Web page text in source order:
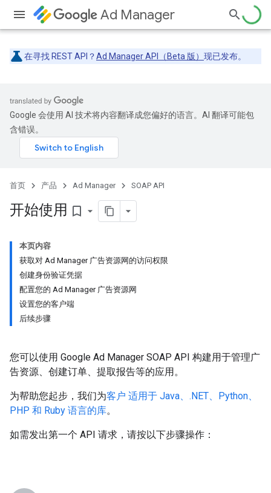
Ad Manager
在寻找 REST API？Ad Manager API（Beta 版） 现已发布。
Google 会使用 AI 技术将内容翻译成您偏好的语言。AI 翻译可能包
含错误。
首页 产品 Ad Manager SOAP API
开始使用 bookmark_border
本页内容
获取对 Ad Manager 广告资源网的访问权限
创建身份验证凭据
配置您的 Ad Manager 广告资源网
设置您的客户端
后续步骤
您可以使用 Google Ad Manager SOAP API 构建用于管理广
告资源、创建订单、提取报告等的应用。
为帮助您起步，我们为客户 适用于 Java、.NET、Python、
PHP 和 Ruby 语言的库。
如需发出第一个 API 请求，请按以下步骤操作：